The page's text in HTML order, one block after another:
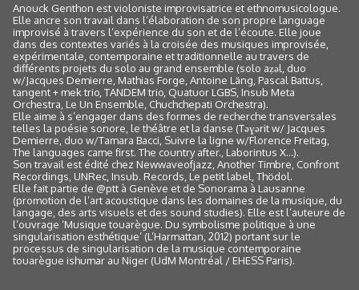
Anouck Genthon est violoniste improvisatrice et ethnomusicologue.
Elle ancre son travail dans l’élaboration de son propre language
improvisé à travers l’expérience du son et de l’écoute. Elle joue
dans des contextes variés à la croisée des musiques improvisée,
expérimentale, contemporaine et traditionnelle au travers de
différents projets du solo au grand ensemble (solo aẓǝl, duo
w/Jacques Demierre, Mathias Forge, Antoine Läng, Pascal Battus,
tangent + mek trio, TANDEM trio, Quatuor LGBS, Insub Meta
Orchestra, Le Un Ensemble, Chuchchepati Orchestra).
Elle aime à s’engager dans des formes de recherche transversales
telles la poésie sonore, le théâtre et la danse (Tǝɣǝrit w/ Jacques
Demierre, duo w/Tamara Bacci, Suivre la ligne w/Florence Freitag,
The languages came first. The country after., Laborintus X…).
Son travail est édité chez Newwaveofjazz, Another Timbre, Confront
Recordings, UNRec, Insub. Records, Le petit label, Thödol.
Elle fait partie de @ptt à Genève et de Sonorama à Lausanne
(promotion de l’art acoustique dans les domaines de la musique, du
langage, des arts visuels et des sound studies). Elle est l’auteure de
l’ouvrage ‘Musique touarègue. Du symbolisme politique à une
singularisation esthétique’ (L’Harmattan, 2012) portant sur le
processus de singularisation de la musique contemporaine
touarègue ishumar au Niger (UdM Montréal / EHESS Paris).